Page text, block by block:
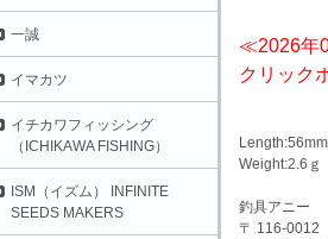
≪2026年
クリック
Length:56mm
Weight:2.6ｇ
釣具アニー
〒 116-0012
一誠
イマカツ
イチカワフィッシング
（ICHIKAWA FISHING）
ISM（イズム） INFINITE
SEEDS MAKERS